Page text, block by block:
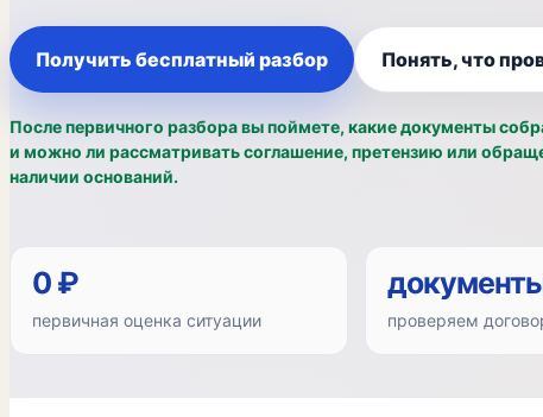
Получить бесплатный разбор Понять, что
После первичного разбора вы поймете, какие документы
и можно ли рассматривать соглашение, претензию или
наличии оснований.
0 ₽
первичная оценка ситуации проверяем